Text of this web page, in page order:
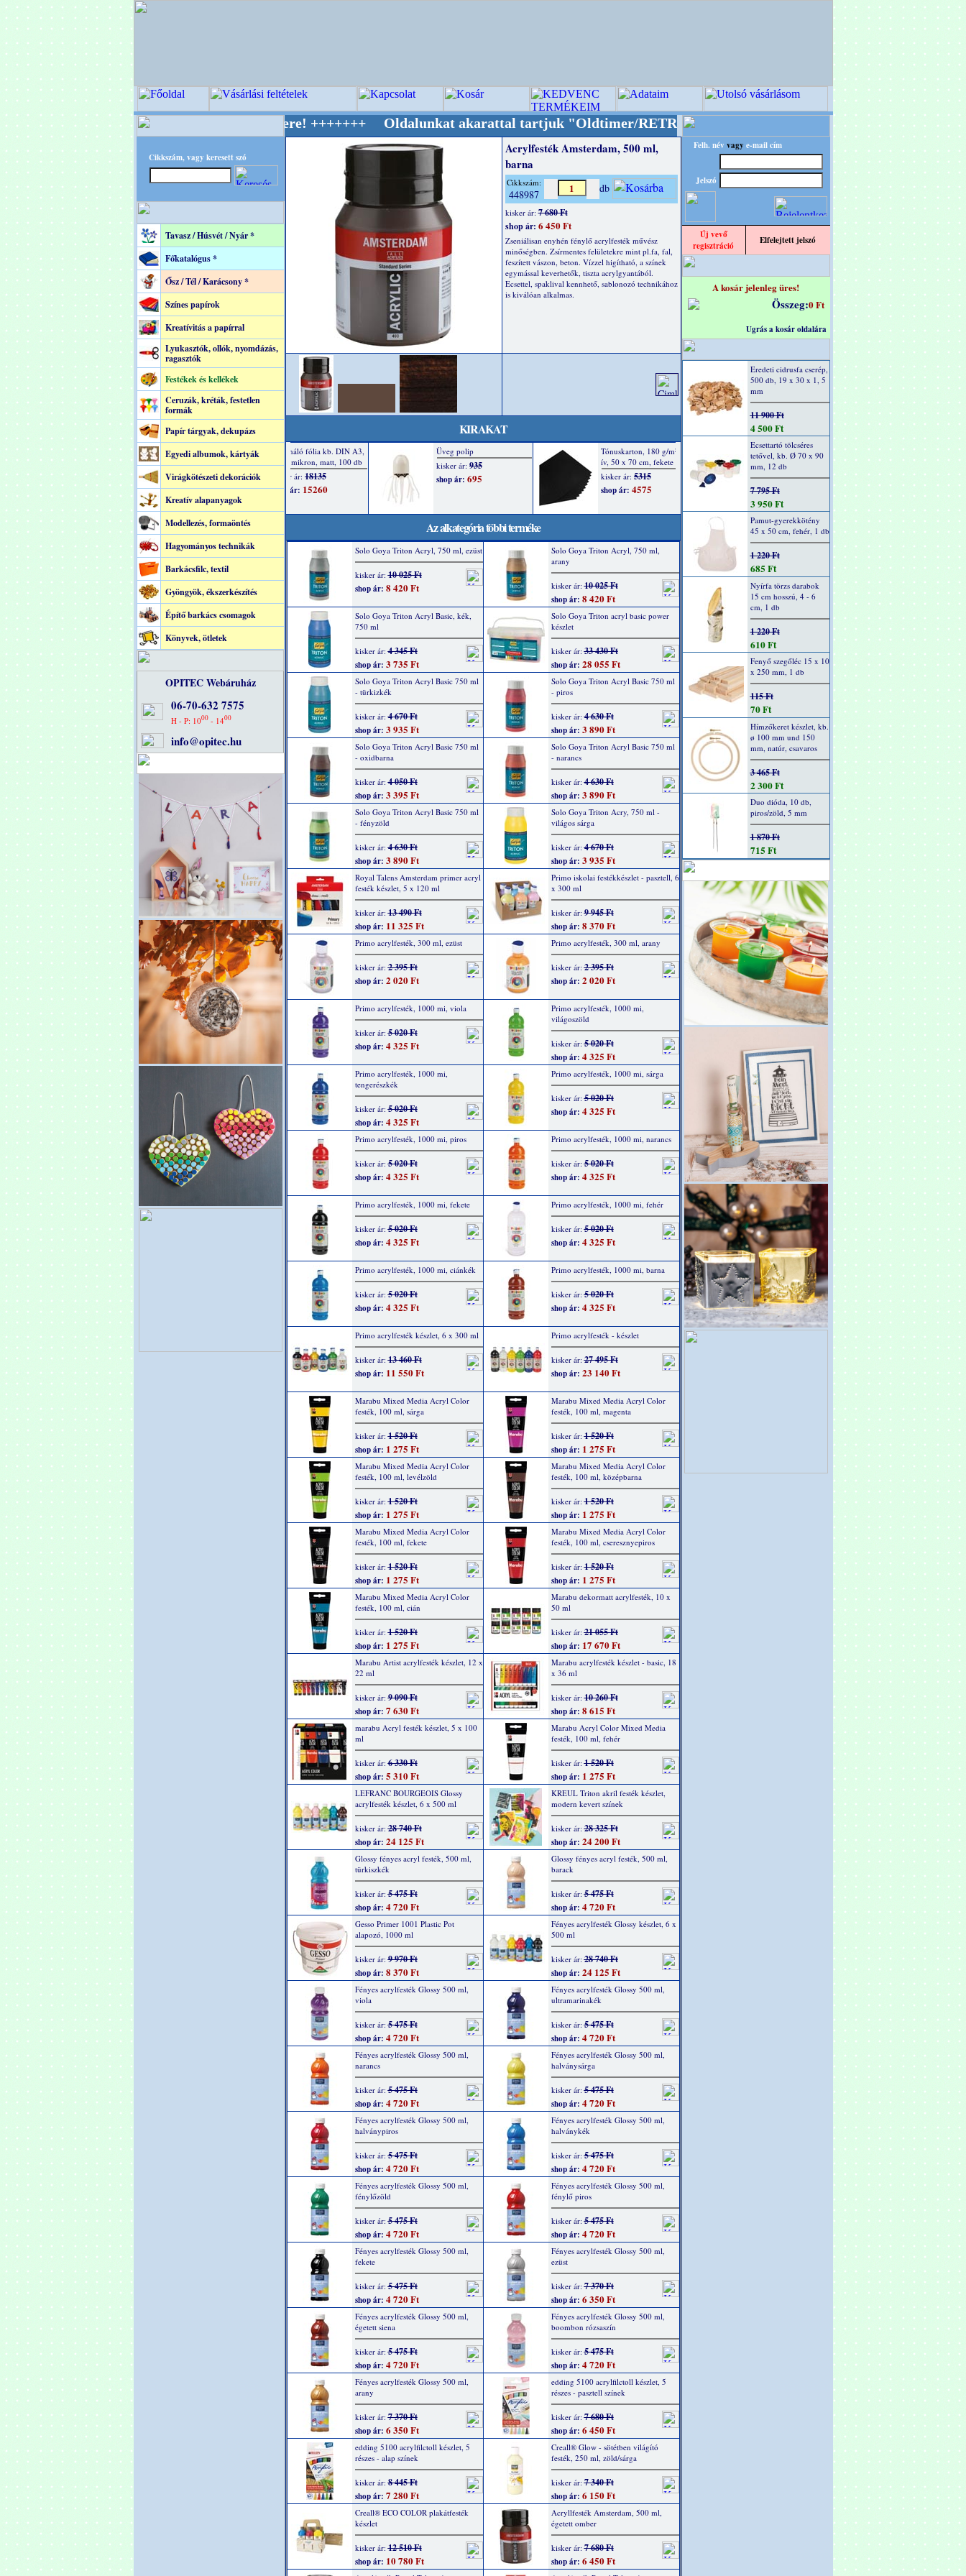
Cikkszám, vagy keresett szó
Tavasz / Húsvét / Nyár *
Főkatalógus *
Ősz / Tél / Karácsony *
Színes papírok
Kreatívitás a papírral
Lyukasztók, ollók, nyomdázás,
ragasztók
Festékek és kellékek
Ceruzák, kréták, festetlen
formák
Papír tárgyak, dekupázs
Egyedi albumok, kártyák
Virágkötészeti dekorációk
Kreatív alapanyagok
Modellezés, formaöntés
Hagyományos technikák
Barkácsfilc, textil
Gyöngyök, ékszerkészítés
Építő barkács csomagok
Könyvek, ötletek
OPITEC Webáruház
06-70-632 7575
H - P: 1000 - 1400
info@opitec.hu
- A Kreatív Világ Mestere! +++++++ Oldalunkat akarattal tartjuk "Oldtimer/RETRO" designba!
+++++++ OPITEC - A Kreatív Világ
Acrylfesték Amsterdam, 500 ml,
barna
Cikkszám:
448987 db
kisker ár:7 680 Ft
shop ár: 6 450 Ft
Zseniálisan enyhén fénylő acrylfesték művész
minőségben. Zsírmentes felületekre mint pl.fa, fal,
feszített vászon, beton. Vízzel higítható, a színek
egymással keverhetők, tiszta acrylgyantából.
Ecsettel, spaklival kennhető, sablonozó technikához
is kiválóan alkalmas.
KIRAKAT
Az alkategória többi terméke
Solo Goya Triton Acryl, 750 ml, ezüst
kisker ár:10 025 Ft
shop ár: 8 420 Ft
Solo Goya Triton Acryl, 750 ml,
arany
kisker ár:10 025 Ft
shop ár: 8 420 Ft
Solo Goya Triton Acryl Basic, kék,
750 ml
kisker ár:4 345 Ft
shop ár: 3 735 Ft
Solo Goya Triton acryl basic power
készlet
kisker ár:33 430 Ft
shop ár: 28 055 Ft
Solo Goya Triton Acryl Basic 750 ml
- türkizkék
kisker ár:4 670 Ft
shop ár: 3 935 Ft
Solo Goya Triton Acryl Basic 750 ml
- piros
kisker ár:4 630 Ft
shop ár: 3 890 Ft
Solo Goya Triton Acryl Basic 750 ml
- oxidbarna
kisker ár:4 050 Ft
shop ár: 3 395 Ft
Solo Goya Triton Acryl Basic 750 ml
- narancs
kisker ár:4 630 Ft
shop ár: 3 890 Ft
Solo Goya Triton Acryl Basic 750 ml
- fényzöld
kisker ár:4 630 Ft
shop ár: 3 890 Ft
Solo Goya Triton Acry, 750 ml -
világos sárga
kisker ár:4 670 Ft
shop ár: 3 935 Ft
Royal Talens Amsterdam primer acryl
festék készlet, 5 x 120 ml
kisker ár:13 490 Ft
shop ár: 11 325 Ft
Primo iskolai festékkészlet - pasztell, 6
x 300 ml
kisker ár:9 945 Ft
shop ár: 8 370 Ft
Primo acrylfesték, 300 ml, ezüst
kisker ár:2 395 Ft
shop ár: 2 020 Ft
Primo acrylfesték, 300 ml, arany
kisker ár:2 395 Ft
shop ár: 2 020 Ft
Primo acrylfesték, 1000 mi, viola
kisker ár:5 020 Ft
shop ár: 4 325 Ft
Primo acrylfesték, 1000 mi,
világoszöld
kisker ár:5 020 Ft
shop ár: 4 325 Ft
Primo acrylfesték, 1000 mi,
tengerészkék
kisker ár:5 020 Ft
shop ár: 4 325 Ft
Primo acrylfesték, 1000 mi, sárga
kisker ár:5 020 Ft
shop ár: 4 325 Ft
Primo acrylfesték, 1000 mi, piros
kisker ár:5 020 Ft
shop ár: 4 325 Ft
Primo acrylfesték, 1000 mi, narancs
kisker ár:5 020 Ft
shop ár: 4 325 Ft
Primo acrylfesték, 1000 mi, fekete
kisker ár:5 020 Ft
shop ár: 4 325 Ft
Primo acrylfesték, 1000 mi, fehér
kisker ár:5 020 Ft
shop ár: 4 325 Ft
Primo acrylfesték, 1000 mi, ciánkék
kisker ár:5 020 Ft
shop ár: 4 325 Ft
Primo acrylfesték, 1000 mi, barna
kisker ár:5 020 Ft
shop ár: 4 325 Ft
Primo acrylfesték készlet, 6 x 300 ml
kisker ár:13 460 Ft
shop ár: 11 550 Ft
Primo acrylfesték - készlet
kisker ár:27 495 Ft
shop ár: 23 140 Ft
Marabu Mixed Media Acryl Color
festék, 100 ml, sárga
kisker ár:1 520 Ft
shop ár: 1 275 Ft
Marabu Mixed Media Acryl Color
festék, 100 ml, magenta
kisker ár:1 520 Ft
shop ár: 1 275 Ft
Marabu Mixed Media Acryl Color
festék, 100 ml, levélzöld
kisker ár:1 520 Ft
shop ár: 1 275 Ft
Marabu Mixed Media Acryl Color
festék, 100 ml, középbarna
kisker ár:1 520 Ft
shop ár: 1 275 Ft
Marabu Mixed Media Acryl Color
festék, 100 ml, fekete
kisker ár:1 520 Ft
shop ár: 1 275 Ft
Marabu Mixed Media Acryl Color
festék, 100 ml, cseresznyepiros
kisker ár:1 520 Ft
shop ár: 1 275 Ft
Marabu Mixed Media Acryl Color
festék, 100 ml, cián
kisker ár:1 520 Ft
shop ár: 1 275 Ft
Marabu dekormatt acrylfesték, 10 x
50 ml
kisker ár:21 055 Ft
shop ár: 17 670 Ft
Marabu Artist acrylfesték készlet, 12 x
22 ml
kisker ár:9 090 Ft
shop ár: 7 630 Ft
Marabu acrylfesték készlet - basic, 18
x 36 ml
kisker ár:10 260 Ft
shop ár: 8 615 Ft
marabu Acryl festék készlet, 5 x 100
ml
kisker ár:6 330 Ft
shop ár: 5 310 Ft
Marabu Acryl Color Mixed Media
festék, 100 ml, fehér
kisker ár:1 520 Ft
shop ár: 1 275 Ft
LEFRANC BOURGEOIS Glossy
acrylfesték készlet, 6 x 500 ml
kisker ár:28 740 Ft
shop ár: 24 125 Ft
KREUL Triton akril festék készlet,
modern kevert színek
kisker ár:28 325 Ft
shop ár: 24 200 Ft
Glossy fényes acryl festék, 500 ml,
türkiszkék
kisker ár:5 475 Ft
shop ár: 4 720 Ft
Glossy fényes acryl festék, 500 ml,
barack
kisker ár:5 475 Ft
shop ár: 4 720 Ft
Gesso Primer 1001 Plastic Pot
alapozó, 1000 ml
kisker ár:9 970 Ft
shop ár: 8 370 Ft
Fényes acrylfesték Glossy készlet, 6 x
500 ml
kisker ár:28 740 Ft
shop ár: 24 125 Ft
Fényes acrylfesték Glossy 500 ml,
viola
kisker ár:5 475 Ft
shop ár: 4 720 Ft
Fényes acrylfesték Glossy 500 ml,
ultramarinakék
kisker ár:5 475 Ft
shop ár: 4 720 Ft
Fényes acrylfesték Glossy 500 ml,
narancs
kisker ár:5 475 Ft
shop ár: 4 720 Ft
Fényes acrylfesték Glossy 500 ml,
halványsárga
kisker ár:5 475 Ft
shop ár: 4 720 Ft
Fényes acrylfesték Glossy 500 ml,
halványpiros
kisker ár:5 475 Ft
shop ár: 4 720 Ft
Fényes acrylfesték Glossy 500 ml,
halványkék
kisker ár:5 475 Ft
shop ár: 4 720 Ft
Fényes acrylfesték Glossy 500 ml,
fénylőzöld
kisker ár:5 475 Ft
shop ár: 4 720 Ft
Fényes acrylfesték Glossy 500 ml,
fénylő piros
kisker ár:5 475 Ft
shop ár: 4 720 Ft
Fényes acrylfesték Glossy 500 ml,
fekete
kisker ár:5 475 Ft
shop ár: 4 720 Ft
Fényes acrylfesték Glossy 500 ml,
ezüst
kisker ár:7 370 Ft
shop ár: 6 350 Ft
Fényes acrylfesték Glossy 500 ml,
égetett siena
kisker ár:5 475 Ft
shop ár: 4 720 Ft
Fényes acrylfesték Glossy 500 ml,
boombon rózsaszín
kisker ár:5 475 Ft
shop ár: 4 720 Ft
Fényes acrylfesték Glossy 500 ml,
arany
kisker ár:7 370 Ft
shop ár: 6 350 Ft
edding 5100 acrylfilctoll készlet, 5
részes - pasztell színek
kisker ár:7 680 Ft
shop ár: 6 450 Ft
edding 5100 acrylfilctoll készlet, 5
részes - alap színek
kisker ár:8 445 Ft
shop ár: 7 280 Ft
Creall® Glow - sötétben világító
festék, 250 ml, zöld/sárga
kisker ár:7 340 Ft
shop ár: 6 150 Ft
Creall® ECO COLOR plakátfesték
készlet
kisker ár:12 510 Ft
shop ár: 10 780 Ft
Acryllfesték Amsterdam, 500 ml,
égetett omber
kisker ár:7 680 Ft
shop ár: 6 450 Ft
Felh. név vagy e-mail cím
Jelszó
Új vevő
regisztráció
Elfelejtett jelszó
A kosár jelenleg üres!
Összeg:0 Ft
Ugrás a kosár oldalára
Eredeti cidrusfa cserép,
500 db, 19 x 30 x 1, 5
mm
11 900 Ft
4 500 Ft
Ecsettartó tölcséres
tetővel, kb. Ø 70 x 90
mm, 12 db
7 795 Ft
3 950 Ft
Pamut-gyerekkötény
45 x 50 cm, fehér, 1 db
1 220 Ft
685 Ft
Nyírfa törzs darabok
15 cm hosszú, 4 - 6
cm, 1 db
1 220 Ft
610 Ft
Fenyő szegőléc 15 x 10
x 250 mm, 1 db
115 Ft
70 Ft
Hímzőkeret készlet, kb.
ø 100 mm und 150
mm, natúr, csavaros
3 465 Ft
2 300 Ft
Duo dióda, 10 db,
piros/zöld, 5 mm
1 870 Ft
715 Ft